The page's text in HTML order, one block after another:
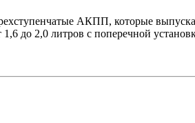
АКПП, которые
до 2,0 литров с поперечной